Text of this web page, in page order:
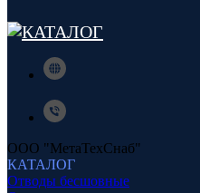
ООО "МетаТехСнаб"
КАТАЛОГ
Отводы бесшовные